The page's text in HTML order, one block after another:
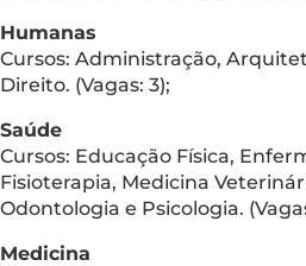
Humanas
Cursos: Administração,
Direito. (Vagas: 3);
Saúde
Cursos: Educação Física,
Fisioterapia, Medicina
Odontologia e Psicologia.
Medicina